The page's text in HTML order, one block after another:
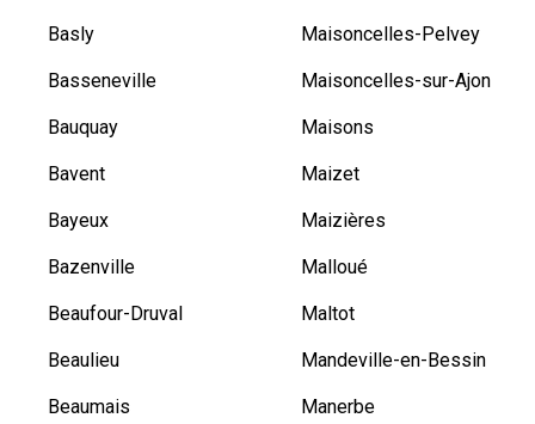
Basly
Basseneville
Bauquay
Bavent
Bayeux
Bazenville
Beaufour-Druval
Beaulieu
Beaumais
Maisoncelles-Pelvey
Maisoncelles-sur-Ajon
Maisons
Maizet
Maizières
Malloué
Maltot
Mandeville-en-Bessin
Manerbe